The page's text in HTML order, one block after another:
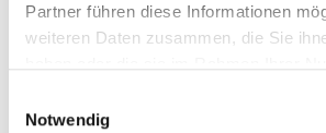
Partner führen diese Informationen
weiteren Daten zusammen, die Sie
Notwendig